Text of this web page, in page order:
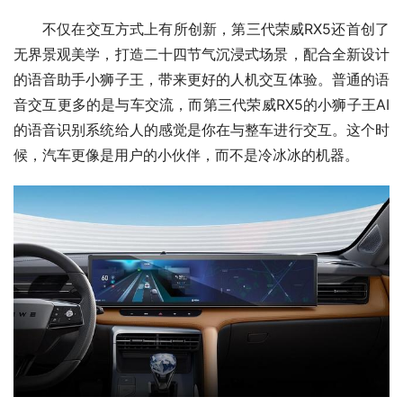
不仅在交互方式上有所创新，第三代荣威RX5还首创了
无界景观美学，打造二十四节气沉浸式场景，配合全新设计
的语音助手小狮子王，带来更好的人机交互体验。普通的语
音交互更多的是与车交流，而第三代荣威RX5的小狮子王AI
的语音识别系统给人的感觉是你在与整车进行交互。这个时
候，汽车更像是用户的小伙伴，而不是冷冰冰的机器。